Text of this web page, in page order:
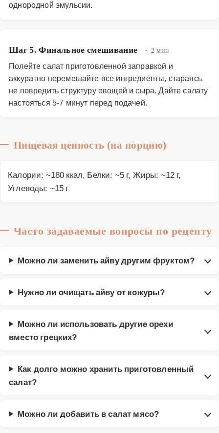
однородной эмульсии.
Шаг 5. Финальное смешивание ~ 2 мин
Полейте салат приготовленной заправкой и
аккуратно перемешайте все ингредиенты, стараясь
не повредить структуру овощей и сыра. Дайте салату
настояться 5-7 минут перед подачей.
Пищевая ценность (на порцию)
Калории: ~180 ккал, Белки: ~5 г, Жиры: ~12 г,
Углеводы: ~15 г
Часто задаваемые вопросы по рецепту
Можно ли заменить айву другим фруктом?
Нужно ли очищать айву от кожуры?
Можно ли использовать другие орехи
вместо грецких?
Как долго можно хранить приготовленный
салат?
Можно ли добавить в салат мясо?